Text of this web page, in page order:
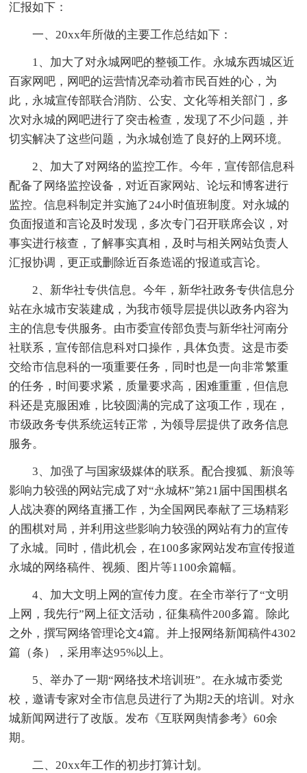
汇报如下：
一、20xx年所做的主要工作总结如下：
1、加大了对永城网吧的整顿工作。永城东西城区近
百家网吧，网吧的运营情况牵动着市民百姓的心，为
此，永城宣传部联合消防、公安、文化等相关部门，多
次对永城的网吧进行了突击检查，发现了不少问题，并
切实解决了这些问题，为永城创造了良好的上网环境。
2、加大了对网络的监控工作。今年，宣传部信息科
配备了网络监控设备，对近百家网站、论坛和博客进行
监控。信息科制定并实施了24小时值班制度。对永城的
负面报道和言论及时发现，多次专门召开联席会议，对
事实进行核查，了解事实真相，及时与相关网站负责人
汇报协调，更正或删除近百条造谣的'报道或言论。
2、新华社专供信息。今年，新华社政务专供信息分
站在永城市安装建成，为我市领导层提供以政务内容为
主的信息专供服务。由市委宣传部负责与新华社河南分
社联系，宣传部信息科对口操作，具体负责。这是市委
交给市信息科的一项重要任务，同时也是一向非常繁重
的任务，时间要求紧，质量要求高，困难重重，但信息
科还是克服困难，比较圆满的完成了这项工作，现在，
市级政务专供系统运转正常，为领导层提供了政务信息
服务。
3、加强了与国家级媒体的联系。配合搜狐、新浪等
影响力较强的网站完成了对“永城杯”第21届中国围棋名
人战决赛的网络直播工作，为全国网民奉献了三场精彩
的围棋对局，并利用这些影响力较强的网站有力的宣传
了永城。同时，借此机会，在100多家网站发布宣传报道
永城的网络稿件、视频、图片等1100余篇幅。
4、加大文明上网的宣传力度。在全市举行了“文明
上网，我先行”网上征文活动，征集稿件200多篇。除此
之外，撰写网络管理论文4篇。并上报网络新闻稿件4302
篇（条），采用率达95%以上。
5、举办了一期“网络技术培训班”。在永城市委党
校，邀请专家对全市信息员进行了为期2天的培训。对永
城新闻网进行了改版。发布《互联网舆情参考》60余
期。
二、20xx年工作的初步打算计划。